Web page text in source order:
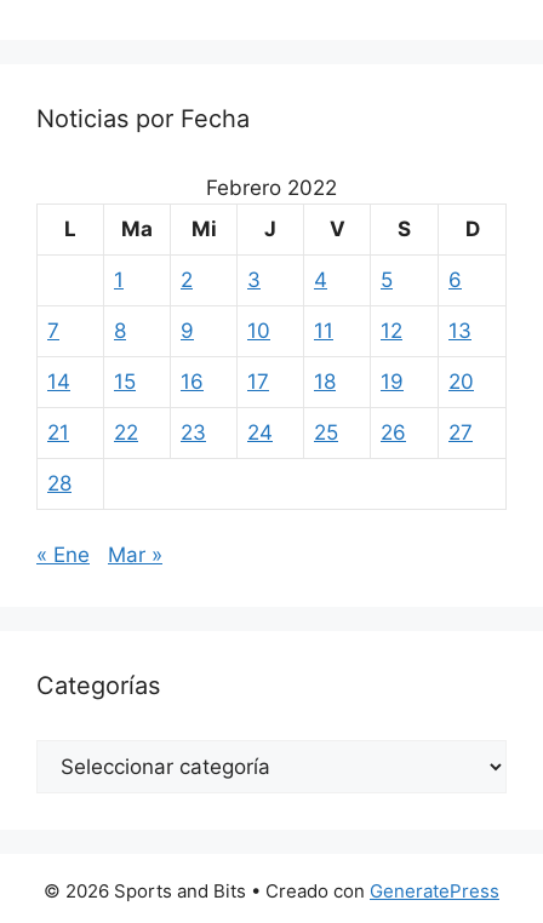
Noticias por Fecha
Febrero 2022
L
Ma Mi J V S D
1 2 3 4 5 6
7 8 9 10 11 12 13
14 15 16 17 18 19 20
21 22 23 24 25 26 27
28
« Ene Mar »
Categorías
Categorías
© 2026 Sports and Bits • Creado con GeneratePress